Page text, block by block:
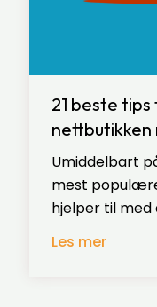
21 beste
nettbutikken
Umiddelbart
mest
hjelper til med
Les mer